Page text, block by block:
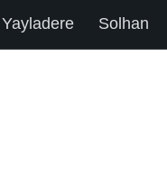
Yayladere Solhan